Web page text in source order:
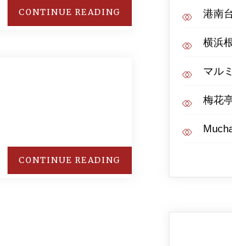
CONTINUE READING
CONTINUE READING
港南
横浜
マル
梅花